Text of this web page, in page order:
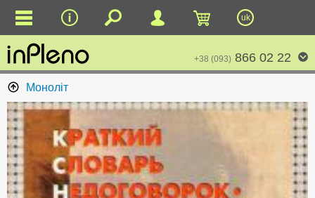
uk
+38 (093) 866 02 22
Моноліт